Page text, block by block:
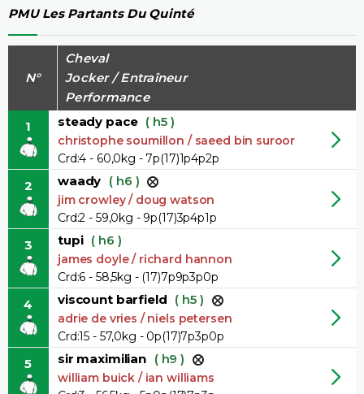
PMU Les Partants Du Quinté
N°
Cheval
Jocker / Entraîneur
Performance
1
steady pace ( h5 )
christophe soumillon / saeed bin suroor
Crd:4 - 60,0kg - 7p(17)1p4p2p
2 waady ( h6 )
jim crowley / doug watson
Crd:2 - 59,0kg - 9p(17)3p4p1p
3 tupi ( h6 )
james doyle / richard hannon
Crd:6 - 58,5kg - (17)7p9p3p0p
4 viscount barfield ( h5 )
adrie de vries / niels petersen
Crd:15 - 57,0kg - 0p(17)7p3p0p
5 sir maximilian ( h9 )
william buick / ian williams